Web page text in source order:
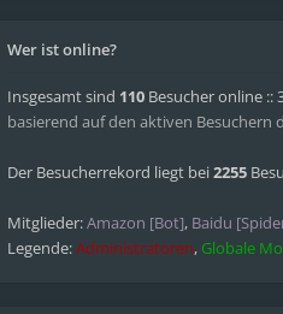
Wer ist online?
Insgesamt sind 110 Besucher online ::
basierend auf den aktiven Besuchern
Der Besucherrekord liegt bei2255
Mitglieder:Amazon [Bot], Baidu
Legende:Administratoren, Globale